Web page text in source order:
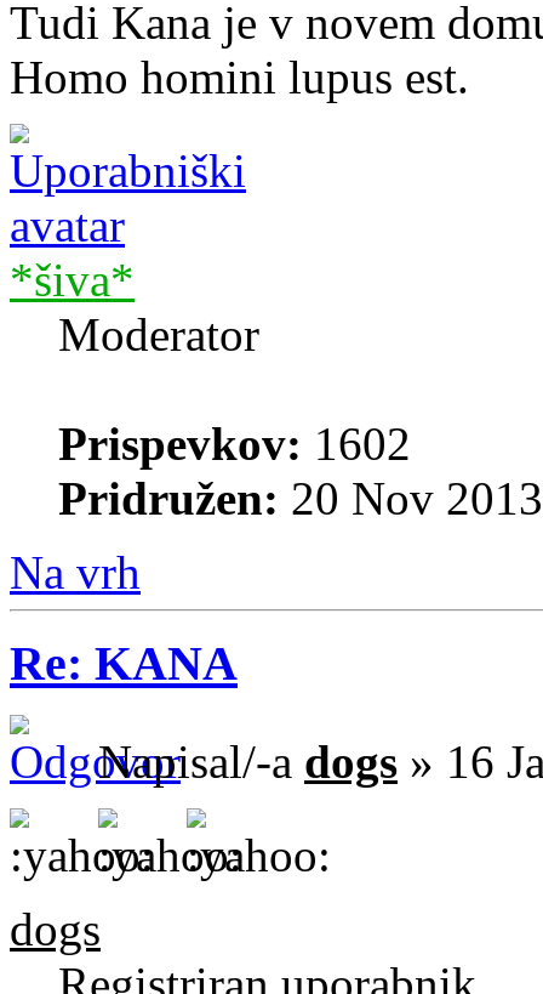
Tudi Kana je v novem
Homo homini lupus est.
*šiva*
Moderator
Prispevkov: 1602
Pridružen: 20 Nov
Na vrh
Re: KANA
Napisal/-a dogs » 16
dogs
Registriran uporabnik